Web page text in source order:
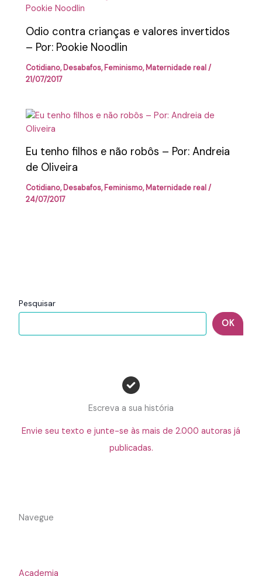
Pesquisar
OK
Escreva a sua história
Envie seu texto e junte-se às mais de 2.000 autoras já
publicadas.
Navegue
Academia
Odio contra crianças e valores invertidos
– Por: Pookie Noodlin
Cotidiano,Desabafos,Feminismo,Maternidade real/
21/07/2017
Eu tenho filhos e não robôs – Por: Andreia
de Oliveira
Cotidiano,Desabafos,Feminismo,Maternidade real/
24/07/2017